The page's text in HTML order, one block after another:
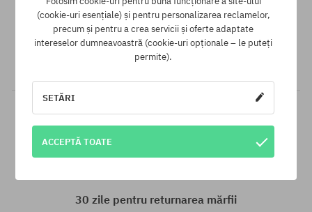
Garanția celui mai mic preț
Avem cele mai bune prețuri, dar dacă găsești același produs
într-un alt e-shop la un preț mai mic - reducem prețul, special
pentru tine!
30 zile pentru returnarea mărfii
(cookie-uri esențiale) și pentru personalizarea reclamelor,
precum și pentru a crea servicii și oferte adaptate
intereselor dumneavoastră (cookie-uri opționale – le puteți
permite).
SETĂRI
ACCEPTĂ TOATE